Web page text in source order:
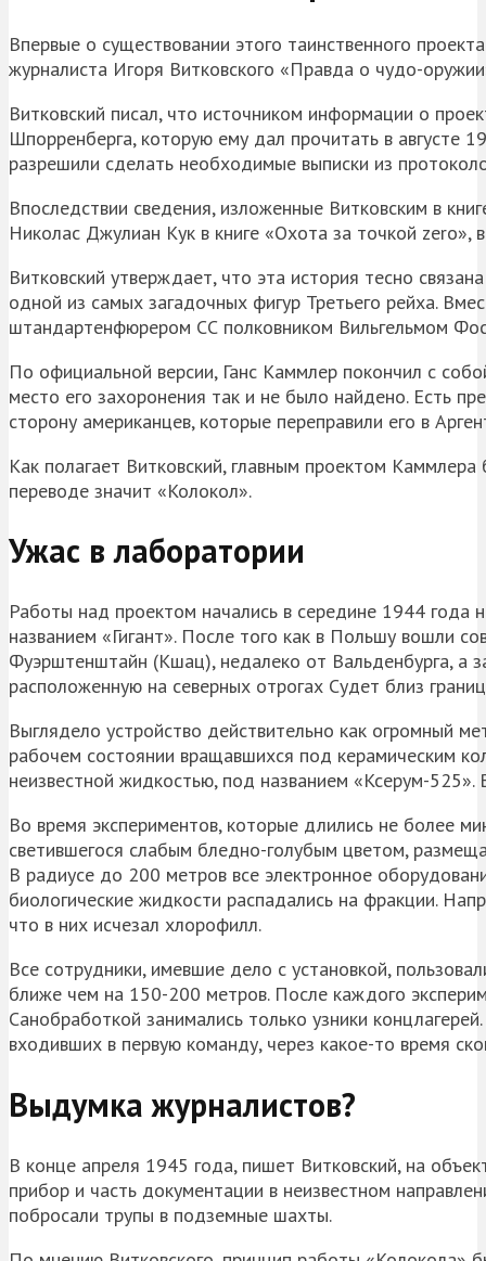
Впервые о существовании этого таинственного
журналиста Игоря Витковского «Правда о чудо-
Витковский писал, что источником информации о
Шпорренберга, которую ему дал прочитать в августе
разрешили сделать необходимые выписки из
Впоследствии сведения, изложенные Витковским в
Николас Джулиан Кук в книге «Охота за точкой zero»,
Витковский утверждает, что эта история тесно
одной из самых загадочных фигур Третьего рейха.
штандартенфюрером СС полковником Вильгельмом
По официальной версии, Ганс Каммлер покончил с
место его захоронения так и не было найдено. Есть
сторону американцев, которые переправили его в
Как полагает Витковский, главным проектом
переводе значит «Колокол».
Ужас в лаборатории
Работы над проектом начались в середине 1944
названием «Гигант». После того как в Польшу вошли
Фуэрштенштайн (Кшац), недалеко от Вальденбурга,
расположенную на северных отрогах Судет близ
Выглядело устройство действительно как огромный
рабочем состоянии вращавшихся под керамическим
неизвестной жидкостью, под названием «Ксерум-
Во время экспериментов, которые длились не более
светившегося слабым бледно-голубым цветом,
В радиусе до 200 метров все электронное
биологические жидкости распадались на фракции.
что в них исчезал хлорофилл.
Все сотрудники, имевшие дело с установкой,
ближе чем на 150-200 метров. После каждого
Санобработкой занимались только узники
входивших в первую команду, через какое-то время
Выдумка журналистов?
В конце апреля 1945 года, пишет Витковский, на
прибор и часть документации в неизвестном
побросали трупы в подземные шахты.